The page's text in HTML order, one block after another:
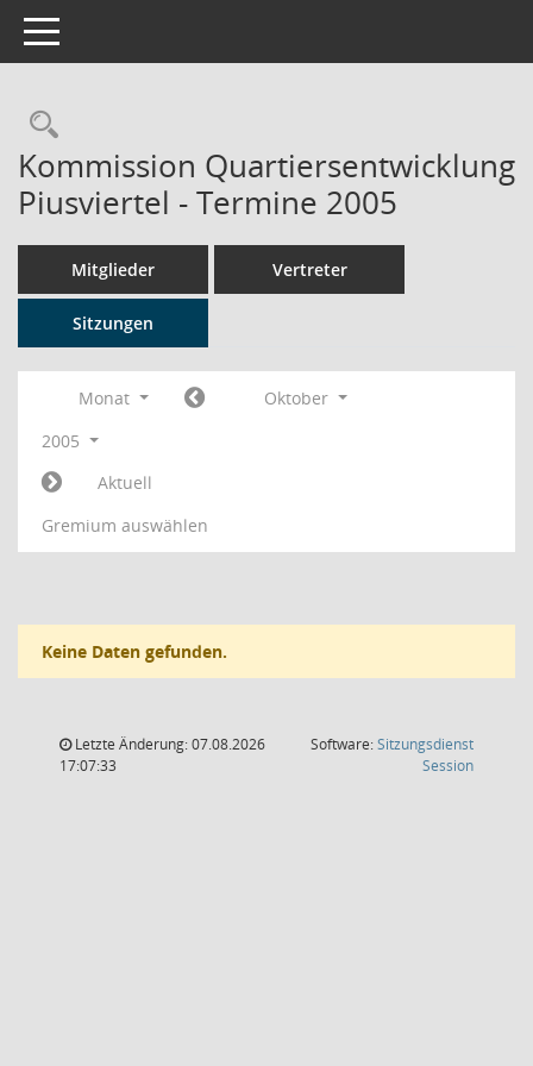
Toggle navigation
Rechercheauswahl
Kommission Quartiersentwicklung
Piusviertel - Termine 2005
Mitglieder Vertreter
Sitzungen
Monat
Oktober
2005
Aktuell
Gremium auswählen
Keine Daten gefunden.
Letzte Änderung: 07.08.2026
17:07:33
Software:Sitzungsdienst
Session(Wird in